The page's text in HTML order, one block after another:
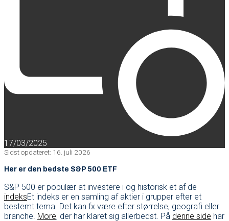
17/03/2025
Sidst opdateret: 16. juli 2026
Her er den bedste S&P 500 ETF
S&P 500 er populær at investere i og historisk et af de
indeksEt indeks er en samling af aktier i grupper efter et
bestemt tema. Det kan fx være efter størrelse, geografi eller
branche. More, der har klaret sig allerbedst. På denne side har